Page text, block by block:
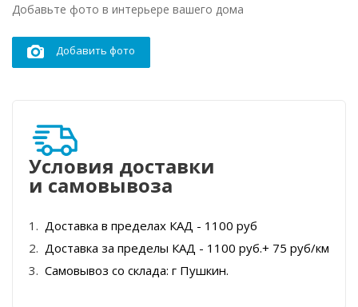
Добавьте фото в интерьере вашего дома
Добавить фото
Условия доставки
и самовывоза
Доставка в пределах КАД - 1100 руб
Доставка за пределы КАД - 1100 руб.+ 75 руб/км
Самовывоз со склада: г Пушкин.